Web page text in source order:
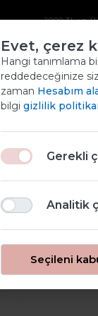
2000 TL ve
Evet, çerez
Hangi tanımlama
reddedeceğinize siz
zaman Hesabım
bilgi gizlilik
Gerekli
Analitik
Seçileni